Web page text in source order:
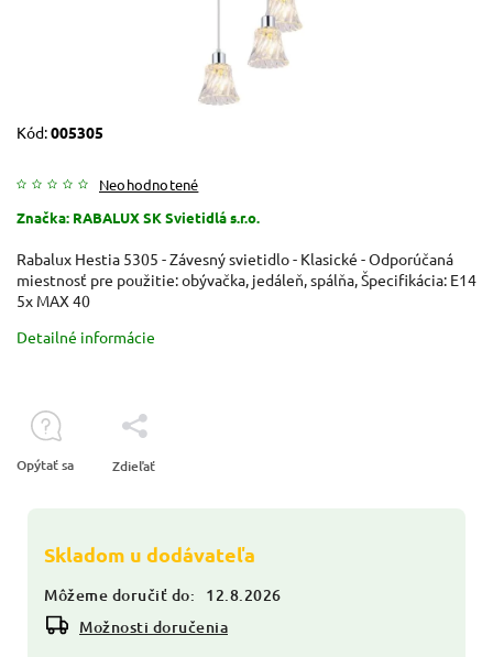
Kód:005305
Neohodnotené
Značka: RABALUX SK Svietidlá s.r.o.
Skladom u dodávateľa
Môžeme doručiť do:
12.8.2026
Možnosti doručenia
Rabalux Hestia 5305 - Závesný svietidlo - Klasické - Odporúčaná
miestnosť pre použitie: obývačka, jedáleň, spálňa, Špecifikácia: E14
5x MAX 40
Detailné informácie
Opýtať sa Zdieľať